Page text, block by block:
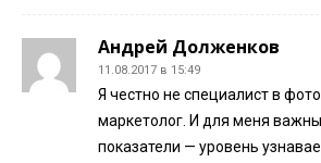
Андрей Долженков
11.08.2017 в 15:49
Я честно не специалист в
маркетолог. И для меня
показатели — уровень